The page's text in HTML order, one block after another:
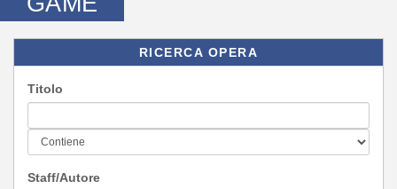
RICERCA OPERA
Titolo
Staff/Autore